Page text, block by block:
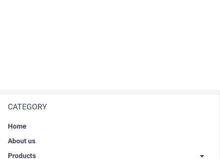
CATEGORY
Home
About us
Products